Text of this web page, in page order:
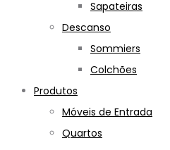
Sapateiras
Descanso
Sommiers
Colchões
Produtos
Móveis de Entrada
Quartos